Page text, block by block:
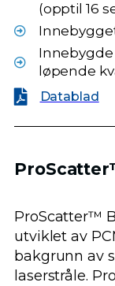
(opptil 16
løpende
Datablad
ProScatter™
utviklet av
bakgrunn av
laserstråle.